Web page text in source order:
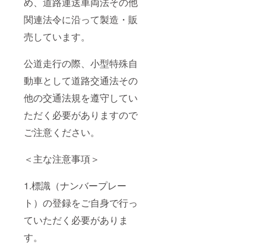
関連法令に沿って製造・販
売しています。
公道走行の際、小型特殊自
動車として道路交通法その
他の交通法規を遵守してい
ただく必要がありますので
ご注意ください。
＜主な注意事項＞
1.標識（ナンバープレー
ト）の登録をご自身で行っ
ていただく必要がありま
す。